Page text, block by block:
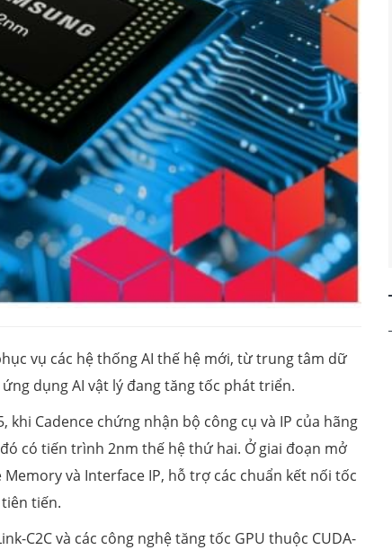
vụ các hệ thống AI thế hệ mới, từ trung tâm dữ
dụng AI vật lý đang tăng tốc phát triển.
Cadence chứng nhận bộ công cụ và IP của hãng
có tiến trình 2nm thế hệ thứ hai. Ở giai đoạn mở
và Interface IP, hỗ trợ các chuẩn kết nối tốc
tiến.
C2C và các công nghệ tăng tốc GPU thuộc CUDA-